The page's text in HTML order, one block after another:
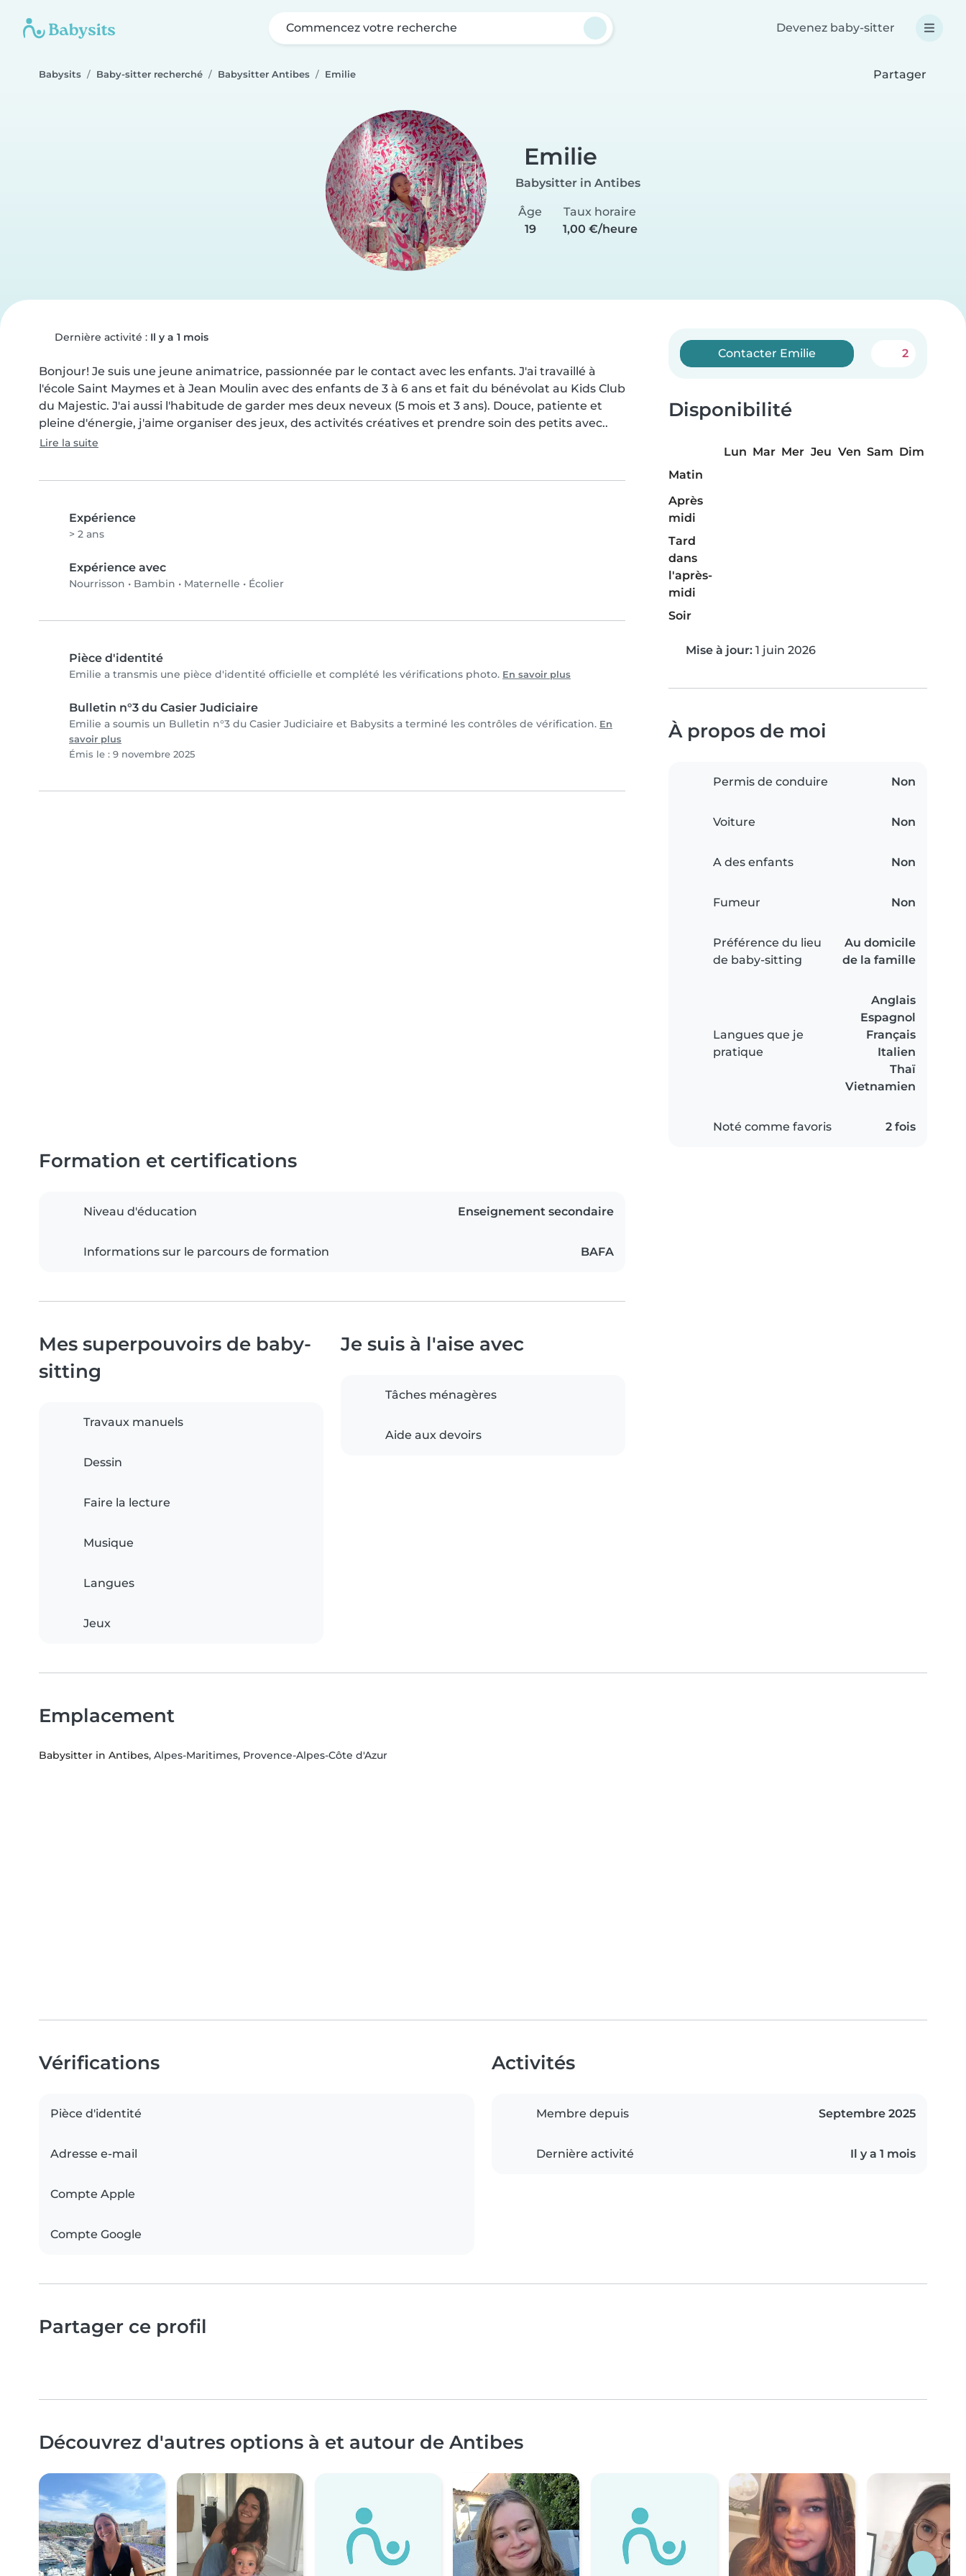
Commencez votre recherche Devenez baby-sitter
Babysits Baby-sitter recherché Babysitter Antibes Emilie Partager
Emilie
Babysitter in Antibes
Âge
19
Taux horaire
1,00 €/heure
Dernière activité : Il y a 1 mois
Bonjour! Je suis une jeune animatrice, passionnée par le contact avec les enfants. J'ai travaillé à
l'école Saint Maymes et à Jean Moulin avec des enfants de 3 à 6 ans et fait du bénévolat au Kids Club
du Majestic. J'ai aussi l'habitude de garder mes deux neveux (5 mois et 3 ans). Douce, patiente et
pleine d'énergie, j'aime organiser des jeux, des activités créatives et prendre soin des petits avec..
Lire la suite
Expérience
> 2 ans
Expérience avec
Nourrisson • Bambin • Maternelle • Écolier
Pièce d'identité
Emilie a transmis une pièce d'identité officielle et complété les vérifications photo. En savoir plus
Bulletin n°3 du Casier Judiciaire
Emilie a soumis un Bulletin n°3 du Casier Judiciaire et Babysits a terminé les contrôles de vérification. En
savoir plus
Émis le : 9 novembre 2025
Contacter Emilie 2
Disponibilité
Lun Mar Mer Jeu Ven Sam Dim
Matin
Après
midi
Tard
dans
l'après-
midi
Soir
Mise à jour: 1 juin 2026
À propos de moi
Permis de conduire Non
Voiture Non
A des enfants Non
Fumeur Non
Préférence du lieu
de baby-sitting
Au domicile
de la famille
Langues que je
pratique
Anglais
Espagnol
Français
Italien
Thaï
Vietnamien
Noté comme favoris 2 fois
Formation et certifications
Niveau d'éducation Enseignement secondaire
Informations sur le parcours de formation BAFA
Mes superpouvoirs de baby-
sitting
Travaux manuels
Dessin
Faire la lecture
Musique
Langues
Jeux
Je suis à l'aise avec
Tâches ménagères
Aide aux devoirs
Emplacement
Babysitter in Antibes, Alpes-Maritimes, Provence-Alpes-Côte d'Azur
Vérifications
Pièce d'identité
Adresse e-mail
Compte Apple
Compte Google
Activités
Membre depuis Septembre 2025
Dernière activité Il y a 1 mois
Partager ce profil
Découvrez d'autres options à et autour de Antibes